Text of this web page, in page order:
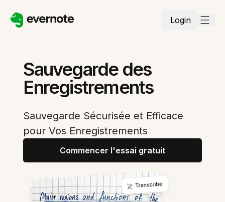
Login
Sauvegarde des
Enregistrements
Sauvegarde Sécurisée et Efficace
pour Vos Enregistrements
Commencer l'essai gratuit